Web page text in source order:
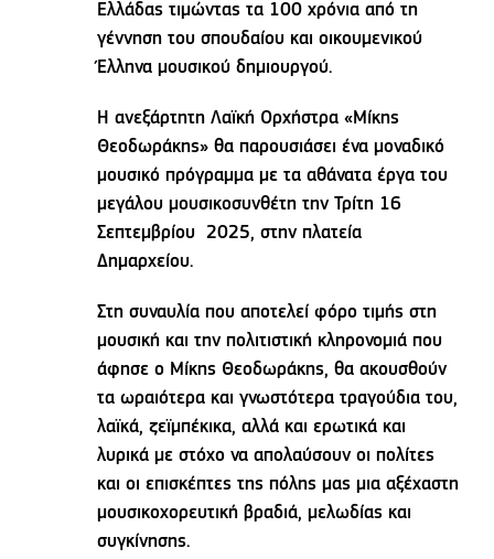
Ελλάδας τιμώντας τα 100 χρόνια από τη
γέννηση του σπουδαίου και οικουμενικού
Έλληνα μουσικού δημιουργού.
Η ανεξάρτητη Λαϊκή Ορχήστρα «Μίκης
Θεοδωράκης» θα παρουσιάσει ένα μοναδικό
μουσικό πρόγραμμα με τα αθάνατα έργα του
μεγάλου μουσικοσυνθέτη την Τρίτη 16
Σεπτεμβρίου 2025, στην πλατεία
Δημαρχείου.
Στη συναυλία που αποτελεί φόρο τιμής στη
μουσική και την πολιτιστική κληρονομιά που
άφησε ο Μίκης Θεοδωράκης, θα ακουσθούν
τα ωραιότερα και γνωστότερα τραγούδια του,
λαϊκά, ζεϊμπέκικα, αλλά και ερωτικά και
λυρικά με στόχο να απολαύσουν οι πολίτες
και οι επισκέπτες της πόλης μας μια αξέχαστη
μουσικοχορευτική βραδιά, μελωδίας και
συγκίνησης.